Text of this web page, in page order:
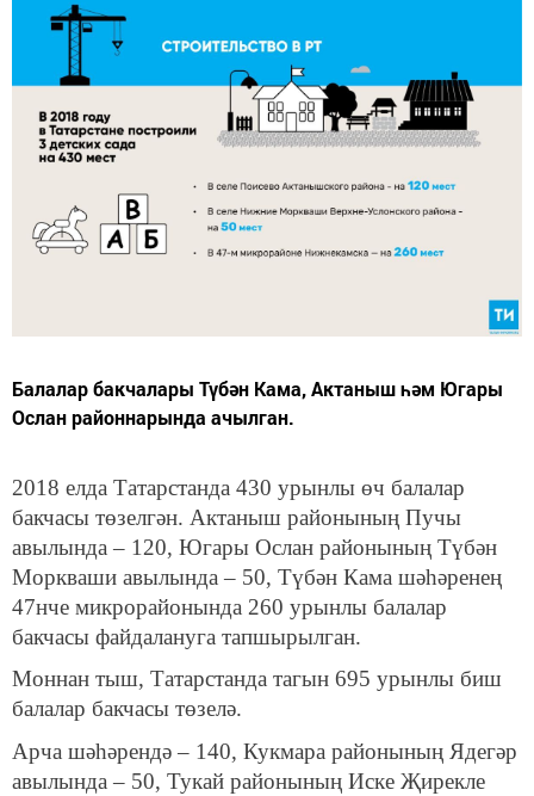
Балалар бакчалары Түбән Кама, Актаныш һәм Югары
Ослан районнарында ачылган.
2018 елда Татарстанда 430 урынлы өч балалар
бакчасы төзелгән. Актаныш районының Пучы
авылында – 120, Югары Ослан районының Түбән
Моркваши авылында – 50, Түбән Кама шәһәренең
47нче микрорайонында 260 урынлы балалар
бакчасы файдалануга тапшырылган.
Моннан тыш, Татарстанда тагын 695 урынлы биш
балалар бакчасы төзелә.
Арча шәһәрендә – 140, Кукмара районының Ядегәр
авылында – 50, Тукай районының Иске Җирекле